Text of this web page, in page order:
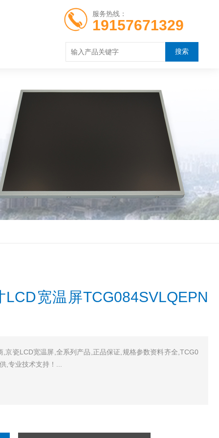
服务热线：
19157671329
宽温屏TCG084SVLQEPN
,京瓷LCD宽温屏,全系列产品,正品保证,规格参数资料齐全,TCG0
,专业技术支持！...